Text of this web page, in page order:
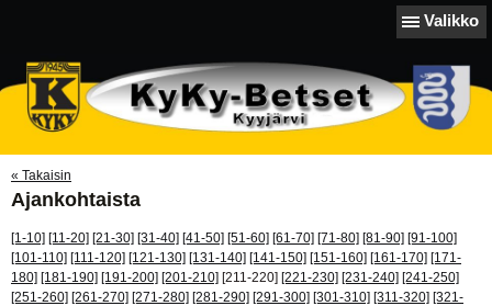
Valikko
« Takaisin
Ajankohtaista
[1-10] [11-20] [21-30] [31-40] [41-50] [51-60] [61-70] [71-80] [81-90] [91-100]
[101-110] [111-120] [121-130] [131-140] [141-150] [151-160] [161-170] [171-
180] [181-190] [191-200] [201-210] [211-220] [221-230] [231-240] [241-250]
[251-260] [261-270] [271-280] [281-290] [291-300] [301-310] [311-320] [321-